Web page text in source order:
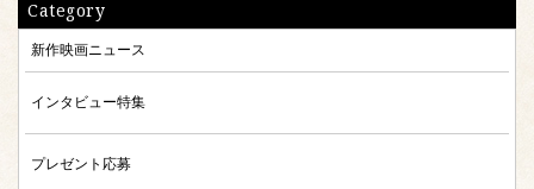
Category
新作映画ニュース
インタビュー特集
プレゼント応募